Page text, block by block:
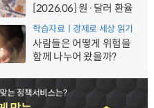
[2026.06] 원·달러 환율
학습자료ㅣ경제로 세상 읽기
사람들은 어떻게 위험을
함께 나누어 왔을까?